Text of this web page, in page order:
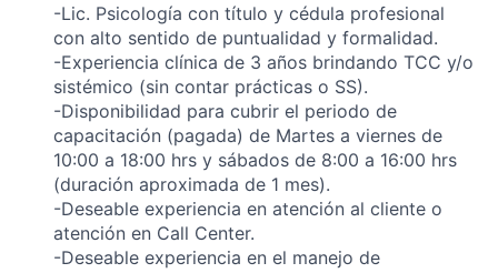
-Lic. Psicología con título y cédula profesional
con alto sentido de puntualidad y formalidad.
-Experiencia clínica de 3 años brindando TCC y/o
sistémico (sin contar prácticas o SS).
-Disponibilidad para cubrir el periodo de
capacitación (pagada) de Martes a viernes de
10:00 a 18:00 hrs y sábados de 8:00 a 16:00 hrs
(duración aproximada de 1 mes).
-Deseable experiencia en atención al cliente o
atención en Call Center.
-Deseable experiencia en el manejo de